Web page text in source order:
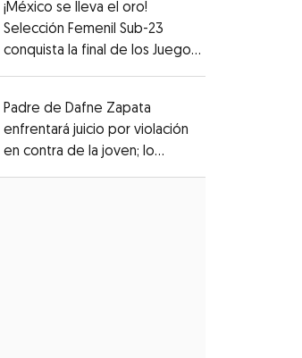
window
¡México se lleva el oro!
Selección Femenil Sub-23
conquista la final de los Juegos
window
Padre de Dafne Zapata
enfrentará juicio por violación
en contra de la joven; lo